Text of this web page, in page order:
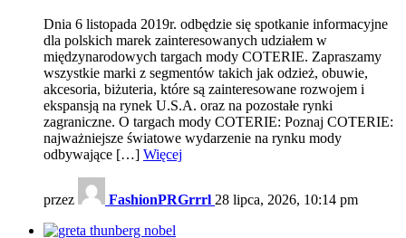
Dnia 6 listopada 2019r. odbędzie się spotkanie informacyjne
dla polskich marek zainteresowanych udziałem w
międzynarodowych targach mody COTERIE. Zapraszamy
wszystkie marki z segmentów takich jak odzież, obuwie,
akcesoria, biżuteria, które są zainteresowane rozwojem i
ekspansją na rynek U.S.A. oraz na pozostałe rynki
zagraniczne. O targach mody COTERIE: Poznaj COTERIE:
najważniejsze światowe wydarzenie na rynku mody
odbywające […] Więcej
przez FashionPRGrrrl 28 lipca, 2026, 10:14 pm